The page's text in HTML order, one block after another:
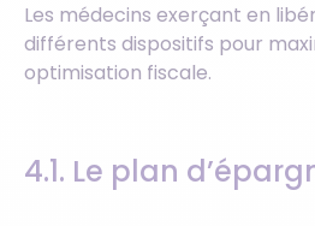
Les médecins exerçant en
différents dispositifs pour
optimisation fiscale.
4.1. Le plan